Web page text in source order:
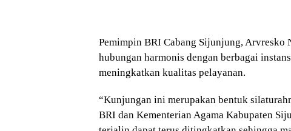
Pemimpin BRI Cabang Sijunjung, Arvresko
hubungan harmonis dengan berbagai
meningkatkan kualitas pelayanan.
“Kunjungan ini merupakan bentuk
BRI dan Kementerian Agama Kabupaten